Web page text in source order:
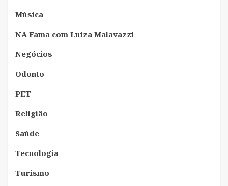
Música
NA Fama com Luiza Malavazzi
Negócios
Odonto
PET
Religião
Saúde
Tecnologia
Turismo